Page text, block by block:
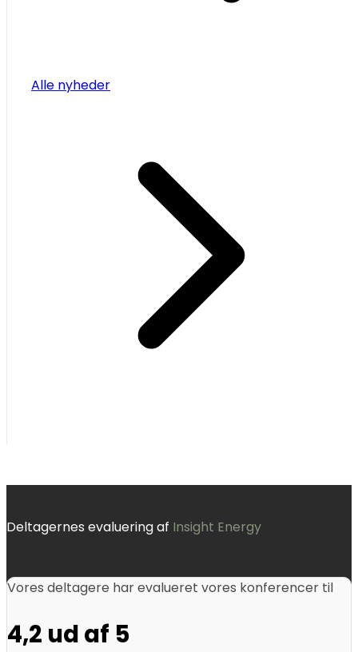
Alle nyheder
Deltagernes evaluering af Insight Energy
Vores deltagere har evalueret vores konferencer til
4,2 ud af 5